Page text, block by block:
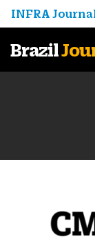
INFRA
Brazil